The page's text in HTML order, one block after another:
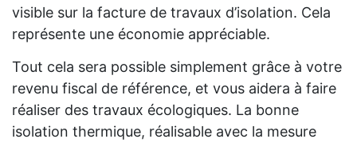
visible sur la facture de travaux d’isolation. Cela
représente une économie appréciable.
Tout cela sera possible simplement grâce à votre
revenu fiscal de référence, et vous aidera à faire
réaliser des travaux écologiques. La bonne
isolation thermique, réalisable avec la mesure